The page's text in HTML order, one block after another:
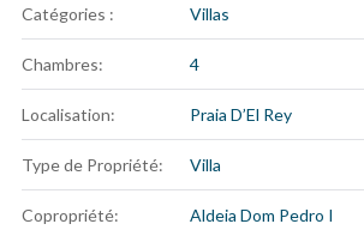
Catégories : Villas
Chambres: 4
Localisation: Praia D’El Rey
Type de Propriété: Villa
Copropriété: Aldeia Dom Pedro I